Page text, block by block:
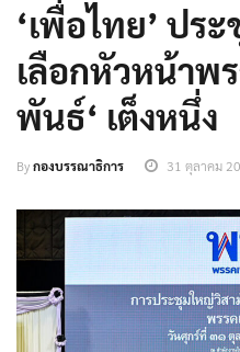
‘เพื่อไทย’ ป
เลือกหัวหน้าพ
พันธ์‘ เต็งหนึ่ง
Byกองบรรณาธิการ 31 ตุลาคม